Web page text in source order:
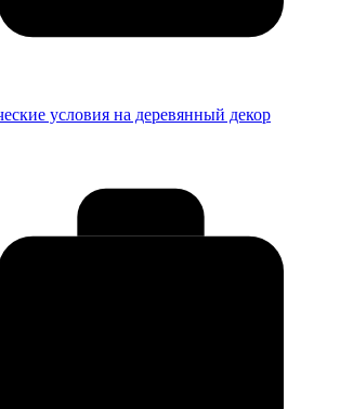
условия на деревянный декор